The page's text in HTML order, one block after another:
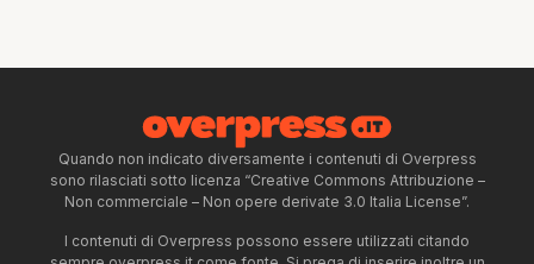
Quando non indicato diversamente i contenuti di Overpress
sono rilasciati sotto licenza “Creative Commons Attribuzione –
Non commerciale – Non opere derivate 3.0 Italia License”.
I contenuti di Overpress possono essere utilizzati citando